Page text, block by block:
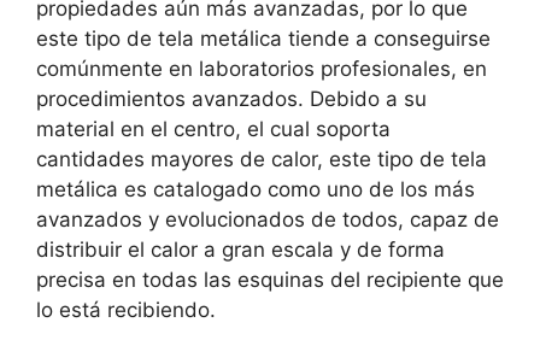
propiedades aún más avanzadas, por lo que
este tipo de tela metálica tiende a conseguirse
comúnmente en laboratorios profesionales, en
procedimientos avanzados. Debido a su
material en el centro, el cual soporta
cantidades mayores de calor, este tipo de tela
metálica es catalogado como uno de los más
avanzados y evolucionados de todos, capaz de
distribuir el calor a gran escala y de forma
precisa en todas las esquinas del recipiente que
lo está recibiendo.